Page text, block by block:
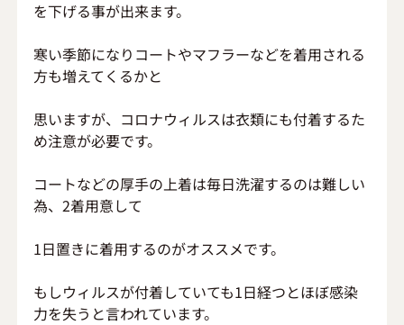
を下げる事が出来ます。
寒い季節になりコートやマフラーなどを着用される
方も増えてくるかと
思いますが、コロナウィルスは衣類にも付着するた
め注意が必要です。
コートなどの厚手の上着は毎日洗濯するのは難しい
為、2着用意して
1日置きに着用するのがオススメです。
もしウィルスが付着していても1日経つとほぼ感染
力を失うと言われています。